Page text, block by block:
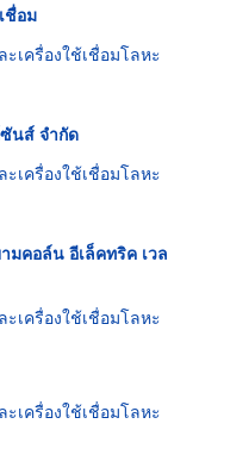
ชื่อม
เครื่องใช้เชื่อมโลหะ
นส์ จำกัด
เครื่องใช้เชื่อมโลหะ
มคอล์น อีเล็คทริค เวล
เครื่องใช้เชื่อมโลหะ
เครื่องใช้เชื่อมโลหะ